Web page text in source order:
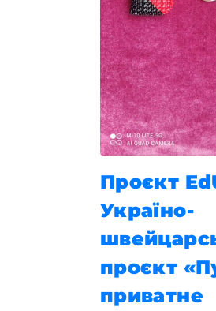
Проєкт
Україно-
проєкт
приватне